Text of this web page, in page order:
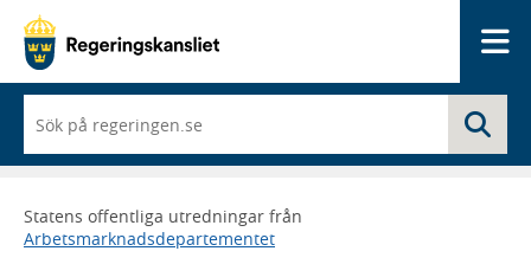
du
börjar
skriva
framträder
en
Statens offentliga utredningar från
Arbetsmarknadsdepartementet